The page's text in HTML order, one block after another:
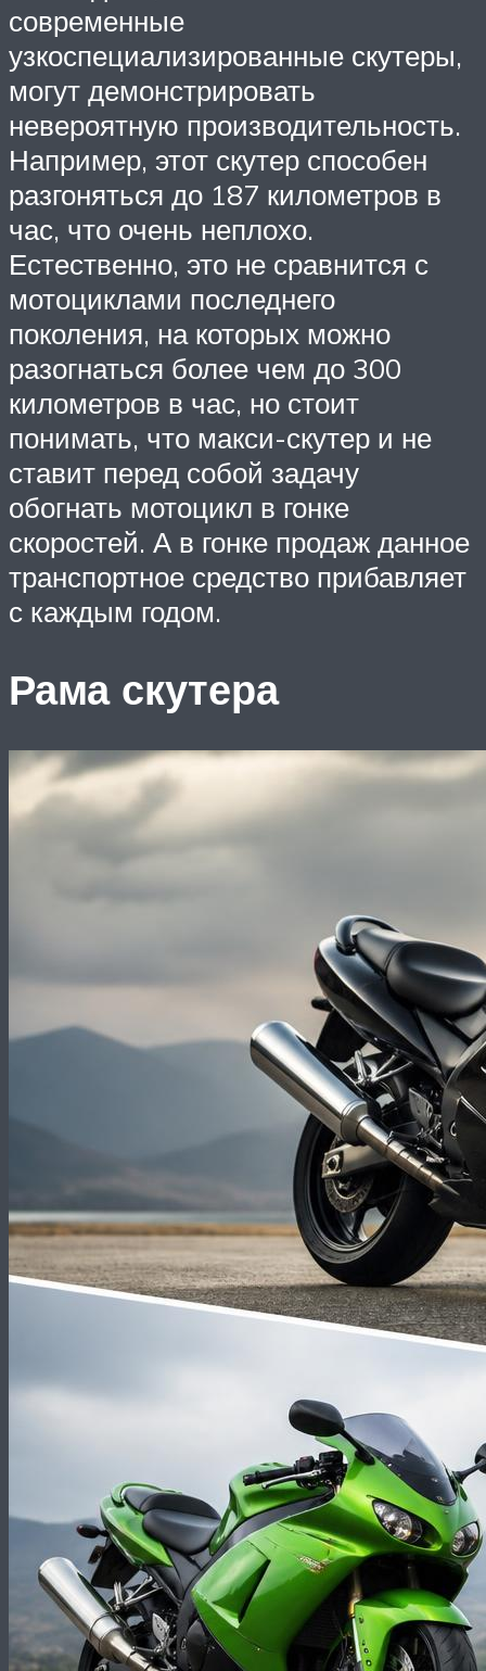
современные
узкоспециализированные скутеры,
могут демонстрировать
невероятную производительность.
Например, этот скутер способен
разгоняться до 187 километров в
час, что очень неплохо.
Естественно, это не сравнится с
мотоциклами последнего
поколения, на которых можно
разогнаться более чем до 300
километров в час, но стоит
понимать, что макси-скутер и не
ставит перед собой задачу
обогнать мотоцикл в гонке
скоростей. А в гонке продаж данное
транспортное средство прибавляет
с каждым годом.
Рама скутера